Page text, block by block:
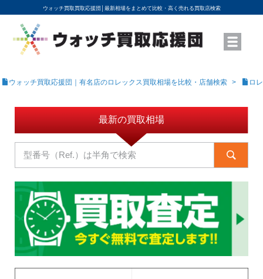
ウォッチ買取買取応援団│ 最新相場をまとめて比較・高く売れる買取店検索
YouTubeで動画を公開中
ROLEXモデル名から買取相場を調べる
高級時計ブランド名から買取相場を調べる
地域から買取店を探す
店舗名から買取店を探す
ブランド時計を高く売る方法
買取査定を依頼する
ウォッチ買取応援団｜有名店のロレックス買取相場を比較・店舗検索 ロ
最新の買取相場